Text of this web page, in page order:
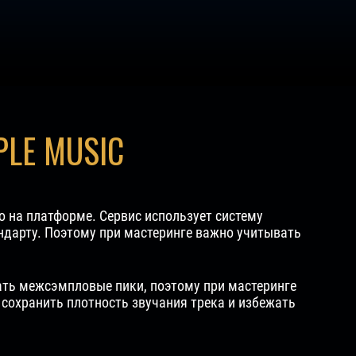
MUSIC
платформе. Сервис использует систему
Поэтому при мастеринге важно учитывать
межсэмпловые пики, поэтому при мастеринге
плотность звучания трека и избежать